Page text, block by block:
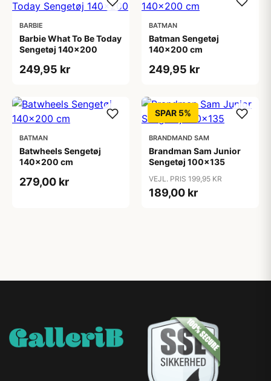
BARBIE
Barbie What To Be Today
Sengetøj 140x200
249,95 kr
BATMAN
Batman Sengetøj
140x200 cm
249,95 kr
BATMAN
Batwheels Sengetøj
140x200 cm
279,00 kr
SPAR 5%
BRANDMAND SAM
Brandman Sam Junior
Sengetøj 100x135
VEJL. PRIS 199,95 KR
189,00 kr